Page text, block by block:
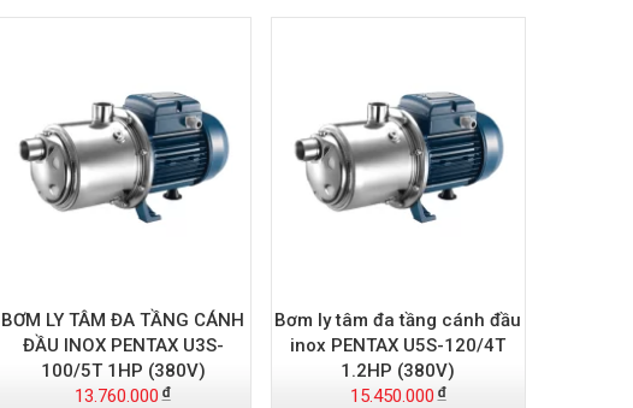
BƠM LY TÂM ĐA TẦNG CÁNH
ĐẦU INOX PENTAX U3S-
100/5T 1HP (380V)
13.760.000
Bơm ly tâm đa tầng cánh đầu
inox PENTAX U5S-120/4T
1.2HP (380V)
15.450.000